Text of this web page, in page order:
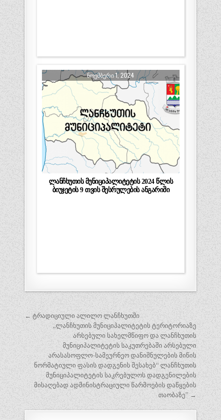
ᲜᲝᲔᲛᲑᲔᲠᲘ 1, 2024
ლანჩხუთის მუნიციპალიტეტის 2024 წლის
ბიუჯეტის 9 თვის შესრულების ანგარიში
პ
ო
ს
ტ
ი
ს
ნ
← ტრადიციული ალილო ლანჩხუთში
„ლანჩხუთის მუნიციპალიტეტის ტერიტორიაზე
არსებული სახელმწიფო და ლანჩხუთის
მუნიციპალიტეტის საკუთრებაში არსებული
არასასოფლო-სამეურნეო დანიშნულების მიწის
ნორმატიული ფასის დადგენის შესახებ“ ლანჩხუთის
მუნიციპალიტეტის საკრებულოს დადგენილების
მისაღებად ადმინისტრაციული წარმოების დაწყების
თაობაზე” →